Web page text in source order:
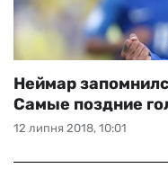
12 липня 2018, 10:01
Неймар
Самые поздние